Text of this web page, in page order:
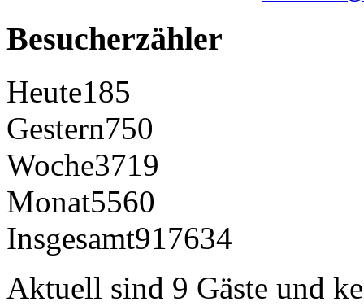
Besucherzähler
Heute185
Gestern750
Woche3719
Monat5560
Insgesamt917634
Aktuell sind 9 Gäste und